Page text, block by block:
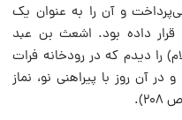
و آن را به عنوان یک
قرار داده بود. اشعث بن عبد
را دیدم که در رودخانه فرات
آن روز با پیراهنی نو، نماز